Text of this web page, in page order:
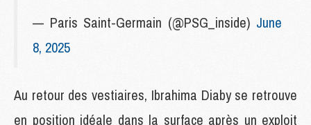
— Paris Saint-Germain (@PSG_inside) June
8, 2025
Au retour des vestiaires, Ibrahima Diaby se retrouve
en position idéale dans la surface après un exploit